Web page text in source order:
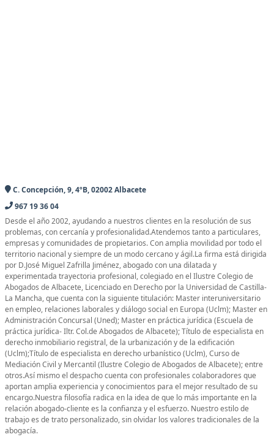
C. Concepción, 9, 4ºB, 02002 Albacete
967 19 36 04
Desde el año 2002, ayudando a nuestros clientes en la resolución de sus
problemas, con cercanía y profesionalidad.Atendemos tanto a particulares,
empresas y comunidades de propietarios. Con amplia movilidad por todo el
territorio nacional y siempre de un modo cercano y ágil.La firma está dirigida
por D.José Miguel Zafrilla Jiménez, abogado con una dilatada y
experimentada trayectoria profesional, colegiado en el Ilustre Colegio de
Abogados de Albacete, Licenciado en Derecho por la Universidad de Castilla-
La Mancha, que cuenta con la siguiente titulación: Master interuniversitario
en empleo, relaciones laborales y diálogo social en Europa (Uclm); Master en
Administración Concursal (Uned); Master en práctica jurídica (Escuela de
práctica jurídica- Iltr. Col.de Abogados de Albacete); Título de especialista en
derecho inmobiliario registral, de la urbanización y de la edificación
(Uclm);Título de especialista en derecho urbanístico (Uclm), Curso de
Mediación Civil y Mercantil (Ilustre Colegio de Abogados de Albacete); entre
otros.Así mismo el despacho cuenta con profesionales colaboradores que
aportan amplia experiencia y conocimientos para el mejor resultado de su
encargo.Nuestra filosofía radica en la idea de que lo más importante en la
relación abogado-cliente es la confianza y el esfuerzo. Nuestro estilo de
trabajo es de trato personalizado, sin olvidar los valores tradicionales de la
abogacía.